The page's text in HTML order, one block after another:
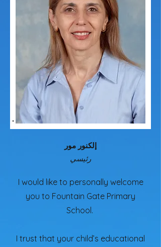
إلكنور مور
رئيسي
I would like to personally welcome
you to Fountain Gate Primary
School.
I trust that your child’s educational